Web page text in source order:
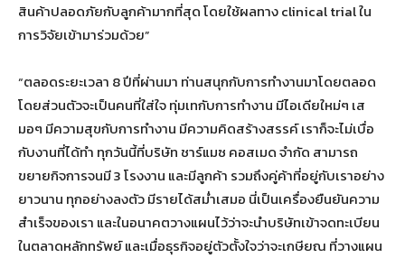
สินค้าปลอดภัยกับลูกค้ามากที่สุด โดยใช้ผลทาง clinical trial ใน
การวิจัยเข้ามาร่วมด้วย”
“ตลอดระยะเวลา 8 ปีที่ผ่านมา ท่านสนุกกับการทำงานมาโดยตลอด
โดยส่วนตัวจะเป็นคนที่ใส่ใจ ทุ่มเทกับการทำงาน มีไอเดียใหม่ๆ เส
มอๆ มีความสุขกับการทำงาน มีความคิดสร้างสรรค์ เราก็จะไม่เบื่อ
กับงานที่ได้ทำ ทุกวันนี้ที่บริษัท ชาร์แมซ คอสเมด จำกัด สามารถ
ขยายกิจการจนมี 3 โรงงาน และมีลูกค้า รวมถึงคู่ค้าที่อยู่กับเราอย่าง
ยาวนาน ทุกอย่างลงตัว มีรายได้สม่ำเสมอ นี่เป็นเครื่องยืนยันความ
สำเร็จของเรา และในอนาคตวางแผนไว้ว่าจะนำบริษัทเข้าจดทะเบียน
ในตลาดหลักทรัพย์ และเมื่อธุรกิจอยู่ตัวตั้งใจว่าจะเกษียณ ที่วางแผน